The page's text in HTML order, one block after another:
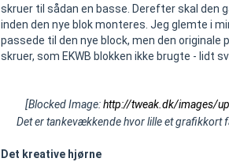
skruer til sådan en basse. Derefter skal den
inden den nye blok monteres. Jeg glemte i
passede til den nye block, men den originale
skruer, som EKWB blokken ikke brugte - lidt
[Blocked Image:http://tweak.dk/images/
Det er tankevækkende hvor lille et grafikkort
Det kreative hjørne